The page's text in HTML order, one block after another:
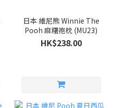
日本 維尼熊 Winnie The
Pooh 麻糬抱枕 (MU23)
HK$238.00